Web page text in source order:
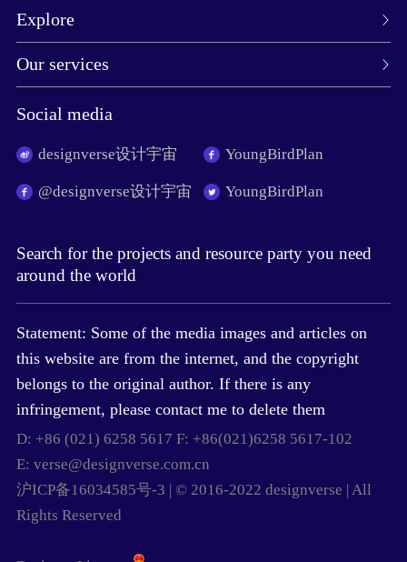
Explore
Our services
Social media
designverse设计宇宙
@designverse设计宇宙
YoungBirdPlan
YoungBirdPlan
Search for the projects and resource party you need
around the world
Statement: Some of the media images and articles on
this website are from the internet, and the copyright
belongs to the original author. If there is any
infringement, please contact me to delete them
D: +86 (021) 6258 5617 F: +86(021)6258 5617-102
E: verse@designverse.com.cn
沪ICP备16034585号-3 | © 2016-2022 designverse | All
Rights Reserved